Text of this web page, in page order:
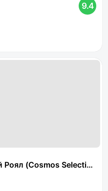
9.4
Saint-Petersburg Nevsky Royal)